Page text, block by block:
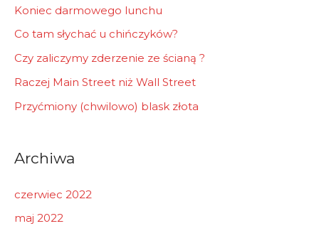
Koniec darmowego lunchu
Co tam słychać u chińczyków?
Czy zaliczymy zderzenie ze ścianą ?
Raczej Main Street niż Wall Street
Przyćmiony (chwilowo) blask złota
Archiwa
czerwiec 2022
maj 2022